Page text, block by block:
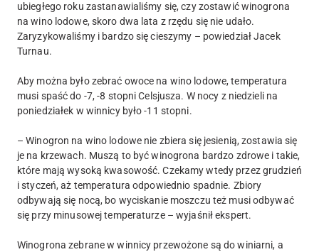
ubiegłego roku zastanawialiśmy się, czy zostawić winogrona
na wino lodowe, skoro dwa lata z rzędu się nie udało.
Zaryzykowaliśmy i bardzo się cieszymy – powiedział Jacek
Turnau.
Aby można było zebrać owoce na wino lodowe, temperatura
musi spaść do -7, -8 stopni Celsjusza. W nocy z niedzieli na
poniedziałek w winnicy było -11 stopni.
– Winogron na wino lodowe nie zbiera się jesienią, zostawia się
je na krzewach. Muszą to być winogrona bardzo zdrowe i takie,
które mają wysoką kwasowość. Czekamy wtedy przez grudzień
i styczeń, aż temperatura odpowiednio spadnie. Zbiory
odbywają się nocą, bo wyciskanie moszczu też musi odbywać
się przy minusowej temperaturze – wyjaśnił ekspert.
Winogrona zebrane w winnicy przewożone są do winiarni, a